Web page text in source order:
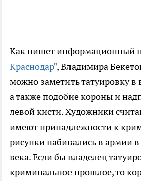
Как пишет информационный
Краснодар", Владимира
можно заметить татуировку в
а также подобие короны и
левой кисти. Художники
имеют принадлежности к
рисунки набивались в армии
века. Если бы владелец
криминальное прошлое, то